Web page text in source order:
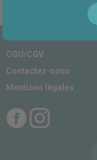
CGU/CGV
Contactez-nous
Mentions légales